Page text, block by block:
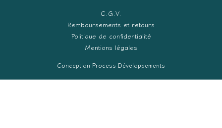
C.G.V.
Remboursements et retours
Politique de confidentialité
Mentions légales
Conception Process Développements